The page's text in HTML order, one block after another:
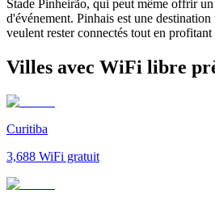
Stade Pinheirão, qui peut même offrir
d'événement. Pinhais est une
veulent rester connectés tout en
Villes avec WiFi libre
Curitiba
3,688 WiFi gratuit